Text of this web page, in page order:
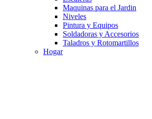
Maquinas para el Jardin
Niveles
Pintura y Equipos
Soldadoras y Accesorios
Taladros y Rotomartillos
Hogar